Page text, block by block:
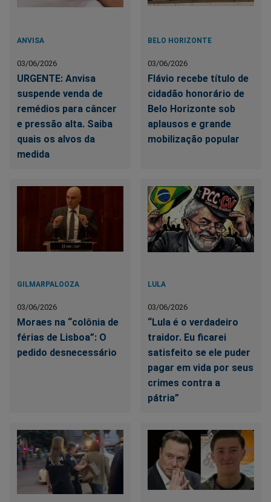
ANVISA
03/06/2026
URGENTE: Anvisa
suspende venda de
remédios para câncer
e pressão alta. Saiba
quais os alvos da
medida
BELO HORIZONTE
03/06/2026
Flávio recebe título de
cidadão honorário de
Belo Horizonte sob
aplausos e grande
mobilização popular
GILMARPALOOZA
03/06/2026
Moraes na “colônia de
férias de Lisboa”: O
pedido desnecessário
LULA
03/06/2026
“Lula é o verdadeiro
traidor. Eu ficarei
satisfeito se ele puder
pagar em vida por seus
crimes contra a
pátria”